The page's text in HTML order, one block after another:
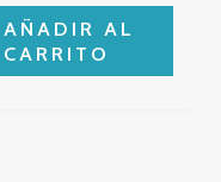
AÑADIR AL
CARRITO